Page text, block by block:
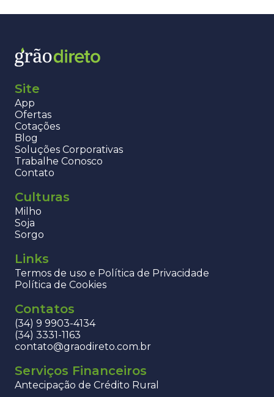
Site
App
Ofertas
Cotações
Blog
Soluções Corporativas
Trabalhe Conosco
Contato
Culturas
Milho
Soja
Sorgo
Links
Termos de uso e Política de Privacidade
Política de Cookies
Contatos
(34) 9 9903-4134
(34) 3331-1163
contato@graodireto.com.br
Serviços Financeiros
Antecipação de Crédito Rural